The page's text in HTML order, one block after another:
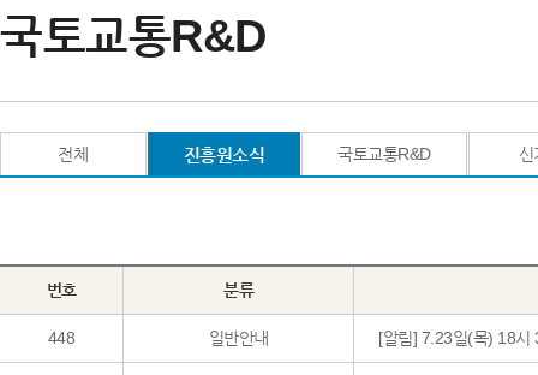
국토교통R&D
전체 진흥원소식 국토교통R&D 신
번호 분류
448 일반안내 [알림] 7.23일(목) 18시